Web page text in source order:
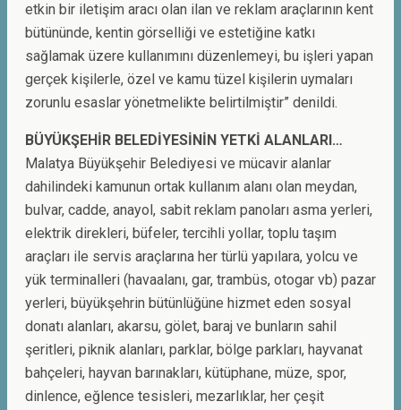
etkin bir iletişim aracı olan ilan ve reklam araçlarının kent
bütününde, kentin görselliği ve estetiğine katkı
sağlamak üzere kullanımını düzenlemeyi, bu işleri yapan
gerçek kişilerle, özel ve kamu tüzel kişilerin uymaları
zorunlu esaslar yönetmelikte belirtilmiştir” denildi.
BÜYÜKŞEHİR BELEDİYESİNİN YETKİ ALANLARI…
Malatya Büyükşehir Belediyesi ve mücavir alanlar
dahilindeki kamunun ortak kullanım alanı olan meydan,
bulvar, cadde, anayol, sabit reklam panoları asma yerleri,
elektrik direkleri, büfeler, tercihli yollar, toplu taşım
araçları ile servis araçlarına her türlü yapılara, yolcu ve
yük terminalleri (havaalanı, gar, trambüs, otogar vb) pazar
yerleri, büyükşehrin bütünlüğüne hizmet eden sosyal
donatı alanları, akarsu, gölet, baraj ve bunların sahil
şeritleri, piknik alanları, parklar, bölge parkları, hayvanat
bahçeleri, hayvan barınakları, kütüphane, müze, spor,
dinlence, eğlence tesisleri, mezarlıklar, her çeşit